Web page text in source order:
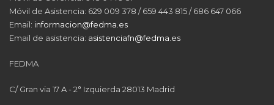
Móvil de Asistencia: 629 009 378 / 659 443 815 / 686 647 066
Email: informacion@fedma.es
Email de asistencia: asistenciafn@fedma.es
FEDMA
C/ Gran via 17 A - 2° Izquierda 28013 Madrid